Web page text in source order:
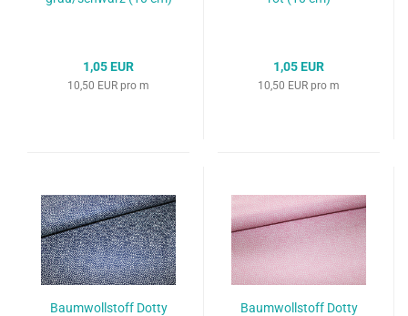
1,05 EUR
10,50 EUR pro m
1,05 EUR
10,50 EUR pro m
Baumwollstoff Dotty
Baumwollstoff Dotty